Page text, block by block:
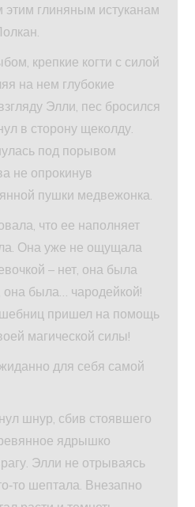
глиняным истуканам
крепкие когти с силой
на нем глубокие
Элли, пес бросился
в сторону щеколду.
под порывом
не опрокинув
пушки медвежонка.
что ее наполняет
Она уже не ощущала
– нет, она была
она была… чародейкой!
пришел на помощь
магической силы!
для себя самой
шнур, сбив стоявшего
ядрышко
Элли не отрываясь
шептала. Внезапно